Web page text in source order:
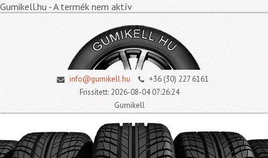
Gumikell.hu - A termék nem aktív
info@gumikell.hu
+36 (30) 227 6161
Frissített: 2026-08-04 07:26:24
Gumikell